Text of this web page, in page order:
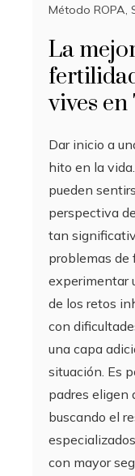
Método ROPA,
La
vives
Dar inicio a
hito en la
pueden
perspectiva
tan
problemas de
experimentar
de los retos
con
una capa
situación. Es
padres eligen
buscando el
con mayor